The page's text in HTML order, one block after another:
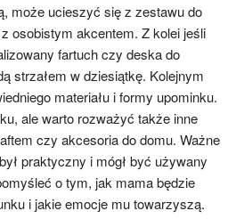
może ucieszyć się z zestawu do
osobistym akcentem. Z kolei jeśli
fartuch czy deska do
strzałem w dziesiątkę. Kolejnym
materiału i formy upominku.
ale warto rozważyć także inne
czy akcesoria do domu. Ważne
praktyczny i mógł być używany
o tym, jak mama będzie
i jakie emocje mu towarzyszą.